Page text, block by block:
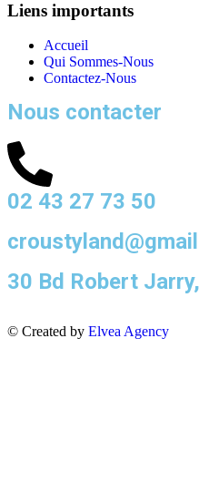
Liens importants
Accueil
Qui Sommes-Nous
Contactez-Nous
Nous contacter
02 43 27 73 50
30 Bd Robert
© Created by Elvea Agency